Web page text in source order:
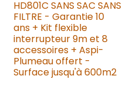
HD801C SANS SAC SANS
FILTRE - Garantie 10
ans + Kit flexible
interrupteur 9m et 8
accessoires + Aspi-
Plumeau offert -
Surface jusqu'à 600m2